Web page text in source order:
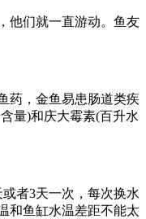
他们就一直游动。鱼友
药，金鱼易患肠道类疾
量)和庆大霉素(百升水
者3天一次，每次换水
和鱼缸水温差距不能太